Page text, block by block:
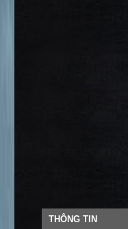
THÔNG TIN